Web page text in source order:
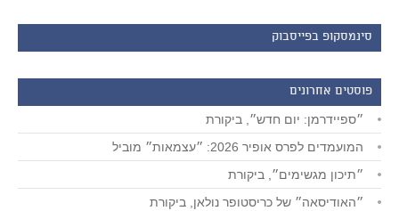
סינמסקופ בפייסבוק
פוסטים אחרונים
״ספיידרמן: יום חדש״, ביקורת
המועמדים לפרס אופיר 2026: ״עצמאות״ מוביל
״תיכון מגשימים״, ביקורת
״האודיסאה״ של כריסטופר נולאן, ביקורת